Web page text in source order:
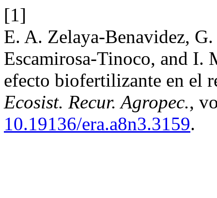
[1]
E. A. Zelaya-Benavidez,
Escamirosa-Tinoco, and I.
efecto biofertilizante en el
Ecosist. Recur. Agropec.,
10.19136/era.a8n3.3159.